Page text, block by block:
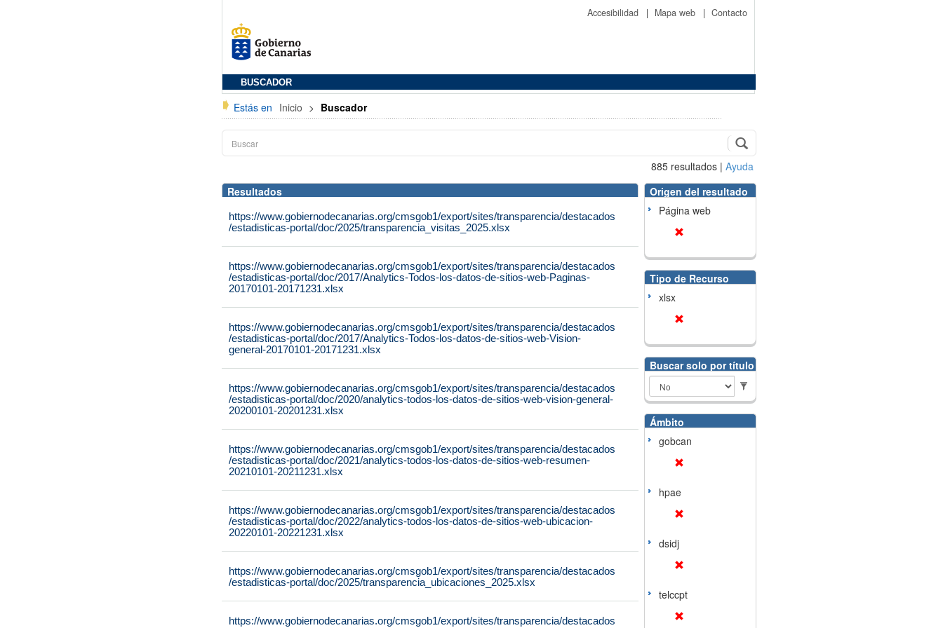
Accesibilidad | Mapa web | Contacto
BUSCADOR
Estás en Inicio > Buscador
885 resultados | Ayuda
Resultados
https://www.gobiernodecanarias.org/cmsgob1/export/sites/transparencia/destacados
/estadisticas-portal/doc/2025/transparencia_visitas_2025.xlsx
https://www.gobiernodecanarias.org/cmsgob1/export/sites/transparencia/destacados
/estadisticas-portal/doc/2017/Analytics-Todos-los-datos-de-sitios-web-Paginas-
20170101-20171231.xlsx
https://www.gobiernodecanarias.org/cmsgob1/export/sites/transparencia/destacados
/estadisticas-portal/doc/2017/Analytics-Todos-los-datos-de-sitios-web-Vision-
general-20170101-20171231.xlsx
https://www.gobiernodecanarias.org/cmsgob1/export/sites/transparencia/destacados
/estadisticas-portal/doc/2020/analytics-todos-los-datos-de-sitios-web-vision-general-
20200101-20201231.xlsx
https://www.gobiernodecanarias.org/cmsgob1/export/sites/transparencia/destacados
/estadisticas-portal/doc/2021/analytics-todos-los-datos-de-sitios-web-resumen-
20210101-20211231.xlsx
https://www.gobiernodecanarias.org/cmsgob1/export/sites/transparencia/destacados
/estadisticas-portal/doc/2022/analytics-todos-los-datos-de-sitios-web-ubicacion-
20220101-20221231.xlsx
https://www.gobiernodecanarias.org/cmsgob1/export/sites/transparencia/destacados
/estadisticas-portal/doc/2025/transparencia_ubicaciones_2025.xlsx
https://www.gobiernodecanarias.org/cmsgob1/export/sites/transparencia/destacados
Origen del resultado
Página web
Tipo de Recurso
xlsx
Buscar solo por título
Ámbito
gobcan
hpae
dsidj
telccpt